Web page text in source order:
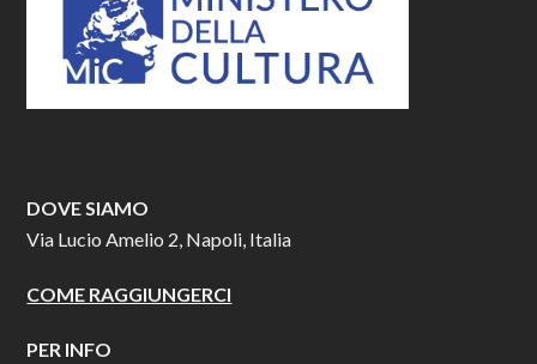
DOVE SIAMO
Via Lucio Amelio 2, Napoli, Italia
COME RAGGIUNGERCI
PER INFO